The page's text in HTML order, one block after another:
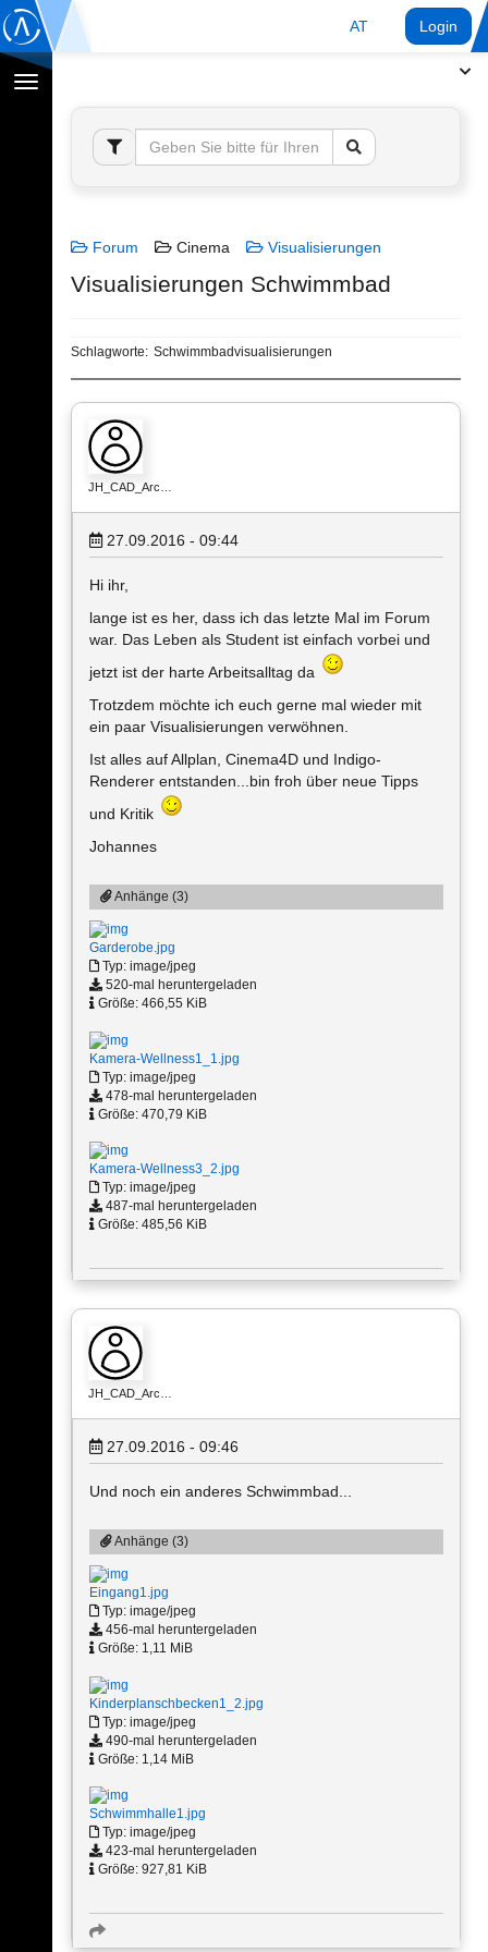
AT Login
Navigation
umschalten
Forum Cinema Visualisierungen
Visualisierungen Schwimmbad
Schlagworte: Schwimmbadvisualisierungen
JH_CAD_Arc…
27.09.2016 - 09:44
Hi ihr,
lange ist es her, dass ich das letzte Mal im Forum
war. Das Leben als Student ist einfach vorbei und
jetzt ist der harte Arbeitsalltag da
Trotzdem möchte ich euch gerne mal wieder mit
ein paar Visualisierungen verwöhnen.
Ist alles auf Allplan, Cinema4D und Indigo-
Renderer entstanden...bin froh über neue Tipps
und Kritik
Johannes
Anhänge (3)
Garderobe.jpg
Typ: image/jpeg
520-mal heruntergeladen
Größe: 466,55 KiB
Kamera-Wellness1_1.jpg
Typ: image/jpeg
478-mal heruntergeladen
Größe: 470,79 KiB
Kamera-Wellness3_2.jpg
Typ: image/jpeg
487-mal heruntergeladen
Größe: 485,56 KiB
JH_CAD_Arc…
27.09.2016 - 09:46
Und noch ein anderes Schwimmbad...
Anhänge (3)
Eingang1.jpg
Typ: image/jpeg
456-mal heruntergeladen
Größe: 1,11 MiB
Kinderplanschbecken1_2.jpg
Typ: image/jpeg
490-mal heruntergeladen
Größe: 1,14 MiB
Schwimmhalle1.jpg
Typ: image/jpeg
423-mal heruntergeladen
Größe: 927,81 KiB